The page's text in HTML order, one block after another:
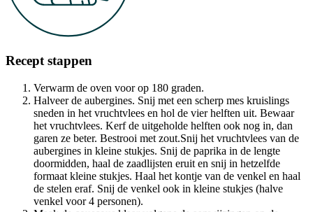
Recept stappen
Verwarm de oven voor op 180 graden.
Halveer de aubergines. Snij met een scherp mes kruislings
sneden in het vruchtvlees en hol de vier helften uit. Bewaar
het vruchtvlees. Kerf de uitgeholde helften ook nog in, dan
garen ze beter. Bestrooi met zout.Snij het vruchtvlees van de
aubergines in kleine stukjes. Snij de paprika in de lengte
doormidden, haal de zaadlijsten eruit en snij in hetzelfde
formaat kleine stukjes. Haal het kontje van de venkel en haal
de stelen eraf. Snij de venkel ook in kleine stukjes (halve
venkel voor 4 personen).